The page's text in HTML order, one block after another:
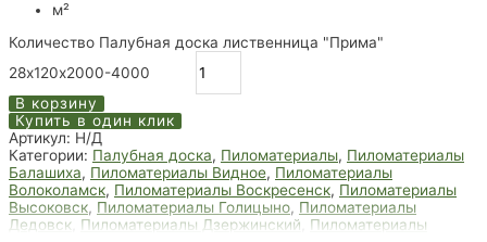
м²
Количество Палубная доска лиственница "Прима"
28х120х2000-4000
В корзину
Купить в один клик
Артикул: Н/Д
Категории: Палубная доска, Пиломатериалы, Пиломатериалы
Балашиха, Пиломатериалы Видное, Пиломатериалы
Волоколамск, Пиломатериалы Воскресенск, Пиломатериалы
Высоковск, Пиломатериалы Голицыно, Пиломатериалы
Дедовск Пиломатериалы Дзержинский
Пиломатериалы